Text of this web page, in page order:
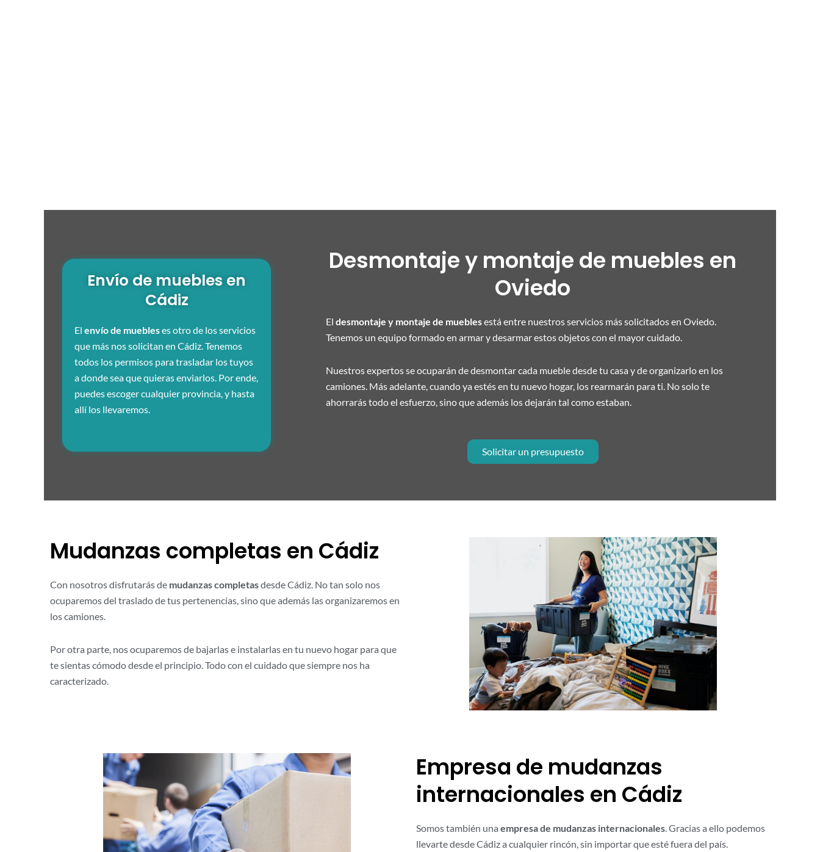
Envío de muebles en
Cádiz
El envío de muebleses otro de los servicios
que más nos solicitan en Cádiz. Tenemos
todos los permisos para trasladar los tuyos
a donde sea que quieras enviarlos. Por ende,
puedes escoger cualquier provincia, y hasta
allí los llevaremos.
Desmontaje y montaje de muebles en
Oviedo
Eldesmontaje y montaje de mueblesestá entre nuestros servicios más solicitados en Oviedo.
Tenemos un equipo formado en armar y desarmar estos objetos con el mayor cuidado.
Nuestros expertos se ocuparán de desmontar cada mueble desde tu casa y de organizarlo en los
camiones. Más adelante, cuando ya estés en tu nuevo hogar, los rearmarán para ti. No solo te
ahorrarás todo el esfuerzo, sino que además los dejarán tal como estaban.
Solicitar un presupuesto
Mudanzas completas en Cádiz
Con nosotros disfrutarás de mudanzas completasdesde Cádiz. No tan solo nos
ocuparemos del traslado de tus pertenencias, sino que además las organizaremos en
los camiones.
Por otra parte, nos ocuparemos de bajarlas e instalarlas en tu nuevo hogar para que
te sientas cómodo desde el principio. Todo con el cuidado que siempre nos ha
caracterizado.
Empresa de mudanzas
internacionales en Cádiz
Somos también una empresa de mudanzas internacionales. Gracias a ello podemos
llevarte desde Cádiz a cualquier rincón, sin importar que esté fuera del país.